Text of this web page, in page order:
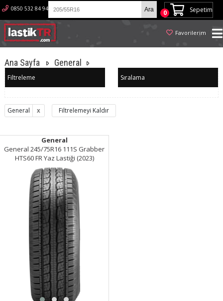
Sepetim
0
Favorilerim
0850 532 84 94
Ana Sayfa General
Filtreleme Sıralama
General Filtrelemeyi Kaldır
General
General 245/75R16 111S Grabber
HTS60 FR Yaz Lastiği (2023)